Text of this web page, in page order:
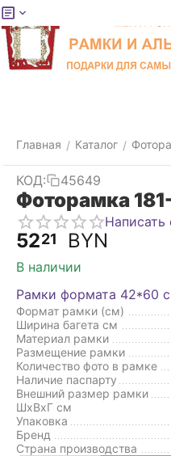
Главная / Каталог /
КОД: 45649
Фоторамка
Написать
5221 BYN
В наличии
Рамки формата 42*60
Формат рамки (см)
Ширина багета см
Материал рамки
Размещение рамки
Количество фото в рамке
Наличие паспарту
Внешний размер рамки
ШxВxГ см
Упаковка
Бренд
Страна производства
Меню